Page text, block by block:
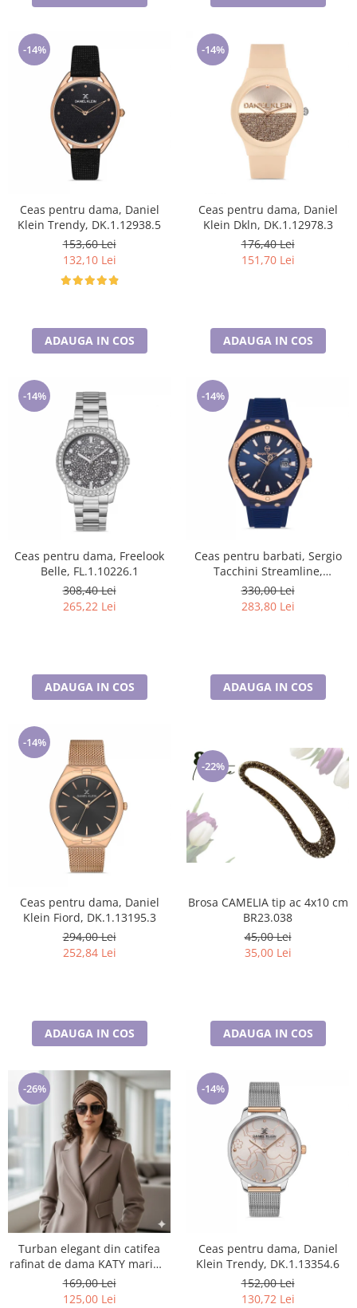
-14%
Ceas pentru dama, Daniel
Klein Trendy, DK.1.12938.5
153,60 Lei
132,10 Lei
ADAUGA IN COS
-14%
Ceas pentru dama, Daniel
Klein Dkln, DK.1.12978.3
176,40 Lei
151,70 Lei
ADAUGA IN COS
-14%
Ceas pentru dama, Freelook
Belle, FL.1.10226.1
308,40 Lei
265,22 Lei
ADAUGA IN COS
-14%
Ceas pentru barbati, Sergio
Tacchini Streamline,
ST.1.10197.4
330,00 Lei
283,80 Lei
ADAUGA IN COS
-14%
Ceas pentru dama, Daniel
Klein Fiord, DK.1.13195.3
294,00 Lei
252,84 Lei
ADAUGA IN COS
-22%
Brosa CAMELIA tip ac 4x10 cm
BR23.038
45,00 Lei
35,00 Lei
ADAUGA IN COS
-26%
Turban elegant din catifea
rafinat de dama KATY marime
universala, captuseala polar,
culoare maro Sequoia
169,00 Lei
125,00 Lei
-14%
Ceas pentru dama, Daniel
Klein Trendy, DK.1.13354.6
152,00 Lei
130,72 Lei